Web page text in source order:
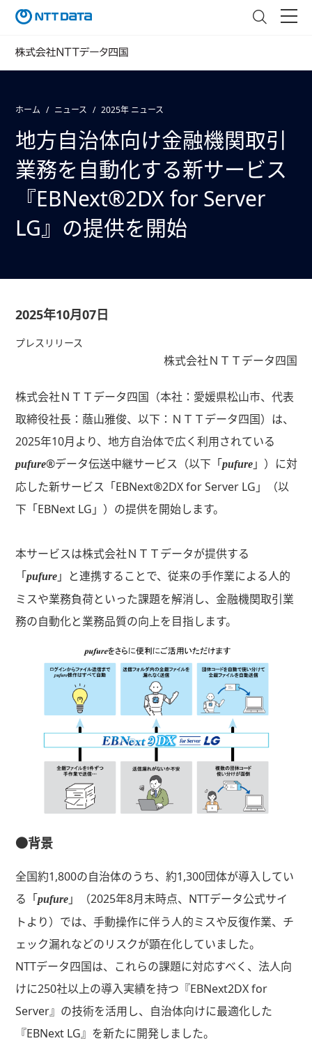
ホーム ニュース 2025年 ニュース
地方自治体向け金融機関取引
業務を自動化する新サービス
『EBNext®2DX for Server
LG』の提供を開始
2025年10月07日
プレスリリース
株式会社ＮＴＴデータ四国
株式会社ＮＴＴデータ四国（本社：愛媛県松山市、代表
取締役社長：蔭山雅俊、以下：ＮＴＴデータ四国）は、
2025年10月より、地方自治体で広く利用されている
pufure®データ伝送中継サービス（以下「pufure」）に対
応した新サービス「EBNext®2DX for Server LG」（以
下「EBNext LG」）の提供を開始します。
本サービスは株式会社ＮＴＴデータが提供する
「pufure」と連携することで、従来の手作業による人的
ミスや業務負荷といった課題を解消し、金融機関取引業
務の自動化と業務品質の向上を目指します。
●背景
全国約1,800の自治体のうち、約1,300団体が導入してい
る「pufure」（2025年8月末時点、NTTデータ公式サイ
トより）では、手動操作に伴う人的ミスや反復作業、チ
ェック漏れなどのリスクが顕在化していました。
NTTデータ四国は、これらの課題に対応すべく、法人向
けに250社以上の導入実績を持つ『EBNext2DX for
Server』の技術を活用し、自治体向けに最適化した
『EBNext LG』を新たに開発しました。